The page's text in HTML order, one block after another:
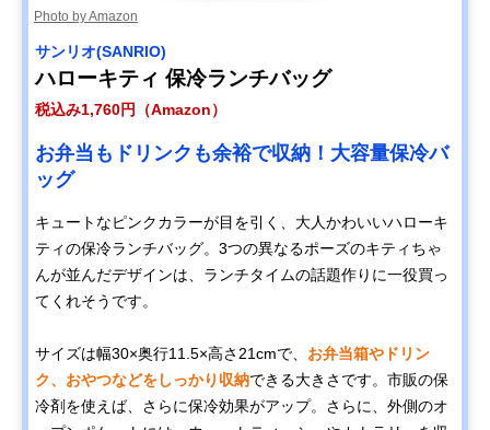
Photo by Amazon
サンリオ(SANRIO)
ハローキティ 保冷ランチバッグ
税込み1,760円（Amazon）
お弁当もドリンクも余裕で収納！大容量保冷バ
ッグ
キュートなピンクカラーが目を引く、大人かわいいハローキ
ティの保冷ランチバッグ。3つの異なるポーズのキティちゃ
んが並んだデザインは、ランチタイムの話題作りに一役買っ
てくれそうです。
サイズは幅30×奥行11.5×高さ21cmで、 お弁当箱やドリン
ク、おやつなどをしっかり収納できる大きさです。市販の保
冷剤を使えば、さらに保冷効果がアップ。さらに、外側のオ